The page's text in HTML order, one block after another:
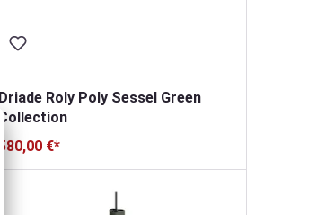
Driade Roly Poly Sessel Green
Collection
580,00 €*